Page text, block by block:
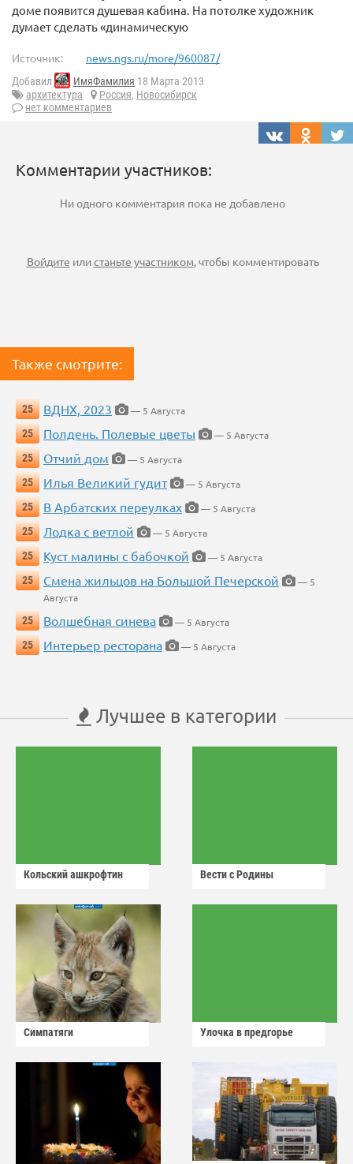
доме появится душевая кабина. На потолке художник
думает сделать «динамическую
Источник: news.ngs.ru/more/960087/
Добавил ИмяФамилия 18 Марта 2013
архитектура
Россия, Новосибирск
нет комментариев
Комментарии участников:
Ни одного комментария пока не добавлено
Войдите илистаньте участником, чтобы комментировать
Также смотрите:
25 ВДНХ, 2023
— 5 Августа
25
Полдень. Полевые цветы
— 5 Августа
25
Отчий дом
— 5 Августа
25
Илья Великий гудит
— 5 Августа
25
В Арбатских переулках
— 5 Августа
25
Лодка с ветлой
— 5 Августа
25
Куст малины с бабочкой
— 5 Августа
25
Смена жильцов на Большой Печерской
— 5
Августа
25
Волшебная синева
— 5 Августа
25
Интерьер ресторана — 5 Августа
Лучшее в категории
Кольский ашкрофтин Вести с Родины
Симпатяги Улочка в предгорье